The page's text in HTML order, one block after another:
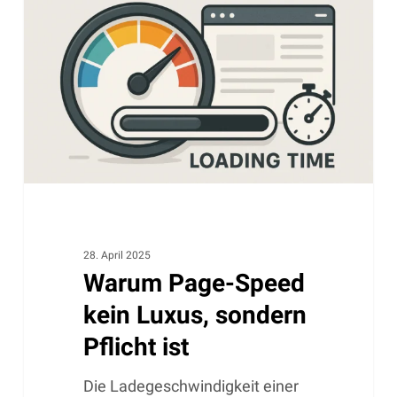
Luxus,
sondern
Pflicht
28. April 2025
Warum Page-Speed
kein Luxus, sondern
Pflicht ist
Die Ladegeschwindigkeit einer